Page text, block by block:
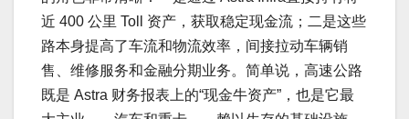
近 400 公里 Toll 资产，获取稳定现金流；二是这些
路本身提高了车流和物流效率，间接拉动车辆销
售、维修服务和金融分期业务。简单说，高速公路
既是 Astra 财务报表上的“现金牛资产”，也是它最